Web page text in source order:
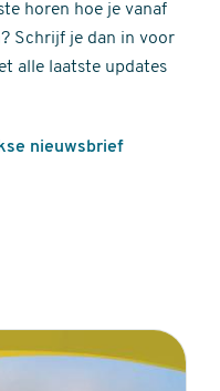
horen hoe je vanaf
Schrijf je dan in voor
alle laatste updates
nieuwsbrief